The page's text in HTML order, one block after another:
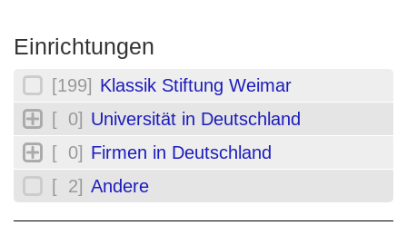
Einrichtungen
[199] Klassik Stiftung Weimar
[ 0] Universität in Deutschland
[ 0] Firmen in Deutschland
[ 2] Andere